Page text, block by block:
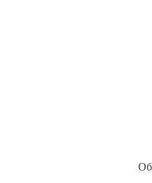
Об